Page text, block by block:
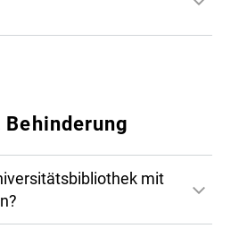
Mathematik,
und
mit